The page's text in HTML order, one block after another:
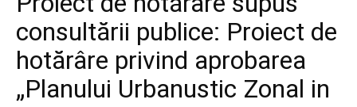
consultării publice: Proiect de
hotărâre privind aprobarea
„Planului Urbanustic Zonal in